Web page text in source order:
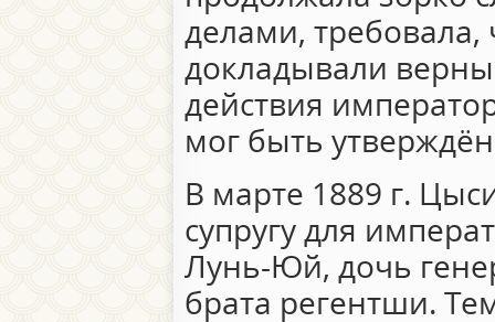
делами,
докладывали
действия
мог быть
В марте 1889 г.
супругу для
Лунь-Юй, дочь
брата регентши.